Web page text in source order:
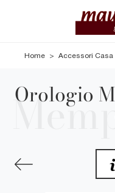
Home > Accessori Casa
Orologio